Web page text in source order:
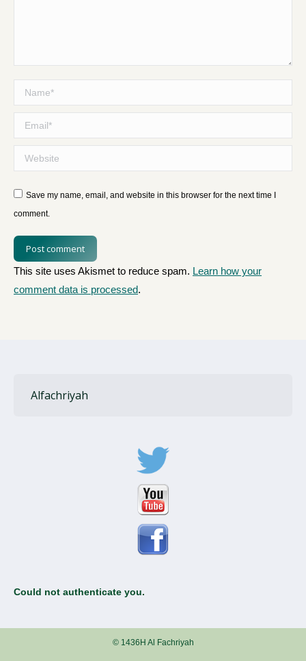
Name *
Email *
Website
Save my name, email, and website in this browser for the next time I
comment.
Post comment
This site uses Akismet to reduce spam. Learn how your
comment data is processed.
Alfachriyah
Could not authenticate you.
© 1436H Al Fachriyah